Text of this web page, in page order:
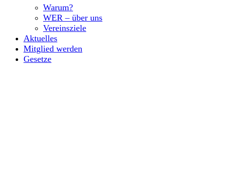
Warum?
WER – über uns
Vereinsziele
Aktuelles
Mitglied werden
Gesetze